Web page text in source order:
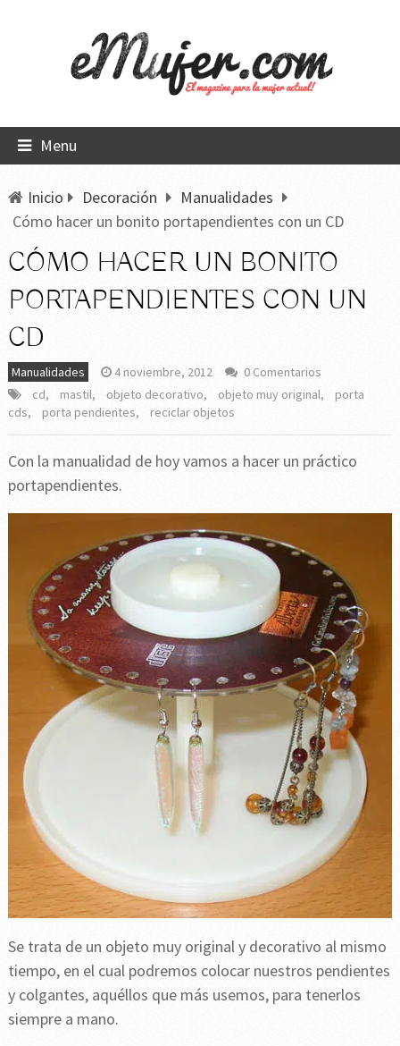
Menu
Inicio Decoración
Manualidades
Cómo hacer un bonito portapendientes con un CD
CÓMO HACER UN BONITO
PORTAPENDIENTES CON UN
CD
Manualidades 4 noviembre, 2012
0 Comentarios
cd, mastil, objeto decorativo, objeto muy original,
porta
cds, porta pendientes, reciclar objetos
Con la manualidad de hoy vamos a hacer un práctico
portapendientes.
Se trata de un objeto muy original y decorativo al mismo
tiempo, en el cual podremos colocar nuestros pendientes
y colgantes, aquéllos que más usemos, para tenerlos
siempre a mano.